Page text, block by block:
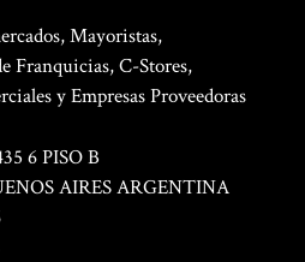
Mayoristas,
Franquicias, C-Stores,
y Empresas Proveedoras
6 PISO B
AIRES ARGENTINA